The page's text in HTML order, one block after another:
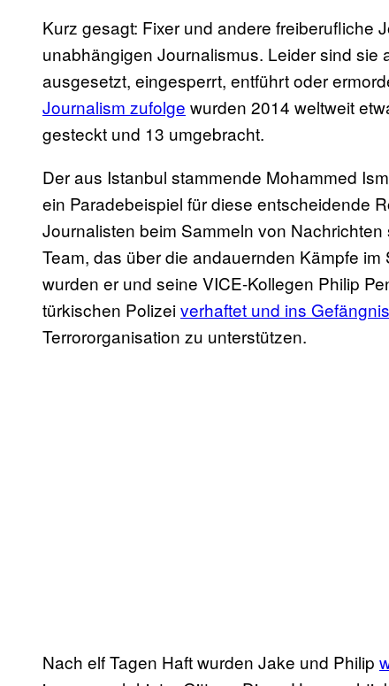
Kurz gesagt: Fixer und andere freiberufliche
unabhängigen Journalismus. Leider sind
ausgesetzt, eingesperrt, entführt oder
Journalism zufolge wurden 2014 weltweit
gesteckt und 13 umgebracht.
Der aus Istanbul stammende Mohammed
ein Paradebeispiel für diese entscheidende
Journalisten beim Sammeln von
Team, das über die andauernden Kämpfe
wurden er und seine VICE-Kollegen Philip
türkischen Polizeiverhaftet und ins
Terrororganisation zu unterstützen.
Nach elf Tagen Haft wurden Jake und Philip